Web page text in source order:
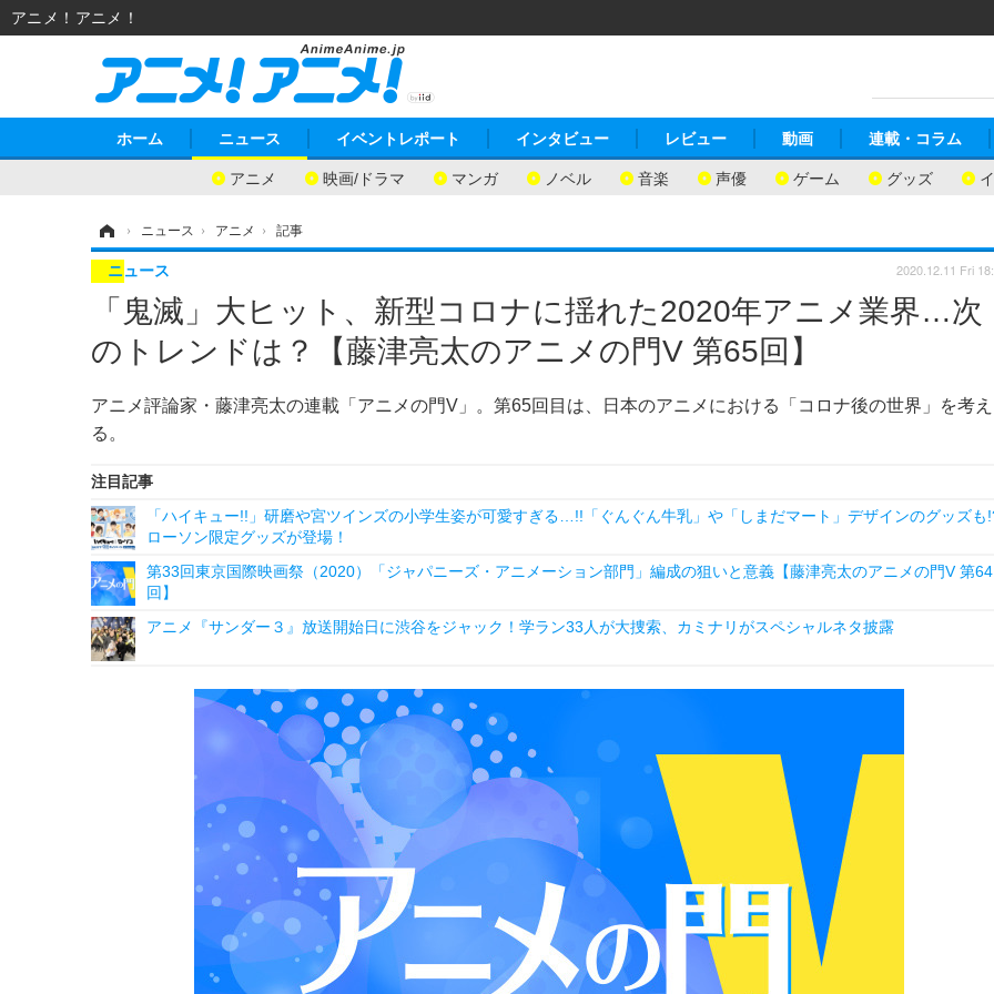
ホーム ニュース
アニメ 映画/ドラマ マンガ ノベル 音楽 声優 ゲーム グッズ
イベントレポート インタビュー レビュー 動画 連載・コラム
› ニュース › アニメ › 記事
「鬼滅」大ヒット、新型コロナに揺れた2020年アニメ業界…次
のトレンドは？【藤津亮太のアニメの門V 第65回】
アニメ評論家・藤津亮太の連載「アニメの門V」。第65回目は、日本のアニメにおける「コロナ後の世界」を考え
る。
ニュース 2020.12.11 Fri
注目記事
「ハイキュー!!」研磨や宮ツインズの小学生姿が可愛すぎる…!!「ぐんぐん牛乳」や「しまだマート」デザインのグッズも
ローソン限定グッズが登場！
第33回東京国際映画祭（2020）「ジャパニーズ・アニメーション部門」編成の狙いと意義【藤津亮太のアニメの門V 第64
回】
アニメ『サンダー３』放送開始日に渋谷をジャック！学ラン33人が大捜索、カミナリがスペシャルネタ披露
アニメ！アニメ！